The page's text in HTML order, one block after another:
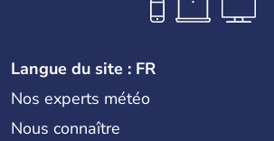
Langue du site : FR
Nos experts météo
Nous connaître